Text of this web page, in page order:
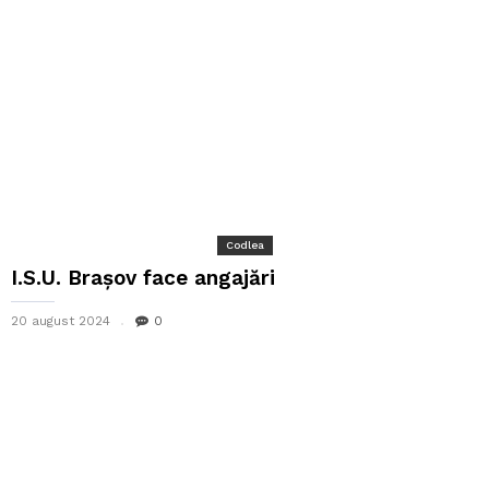
Codlea
I.S.U. Brașov face angajări
20 august 2024 0